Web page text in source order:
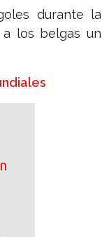
durante la
los belgas un